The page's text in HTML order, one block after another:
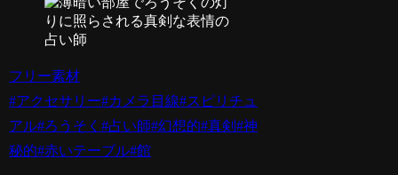
フリー素材
#アクセサリー#カメラ目線#スピリチュ
アル#ろうそく#占い師#幻想的#真剣#神
秘的#赤いテーブル#館